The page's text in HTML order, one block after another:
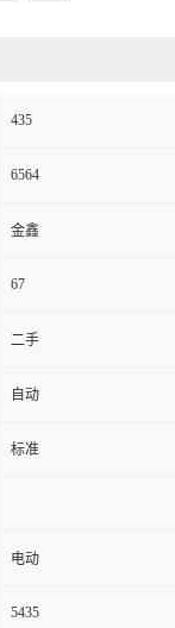
435
6564
金鑫
67
二手
自动
标准
电动
5435